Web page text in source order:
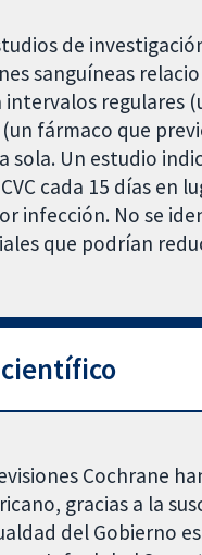
de
sanguíneas
intervalos regulares
fármaco que
sola. Un estudio
cada 15 días en
infección. No se
que podrían
Cochrane
gracias a la
del Gobierno